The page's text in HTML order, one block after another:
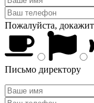
Пожалуйста,
Письмо директору